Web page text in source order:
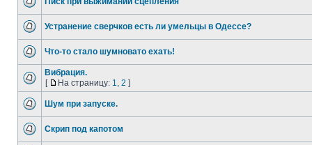
Устранение сверчков есть ли умельцы в Одессе?
Что-то стало шумновато ехать!
Вибрация.
[
На страницу: 1, 2 ]
Шум при запуске.
Скрип под капотом